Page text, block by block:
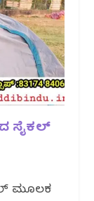
ಸೈಕಲ್
ಮೂಲಕ